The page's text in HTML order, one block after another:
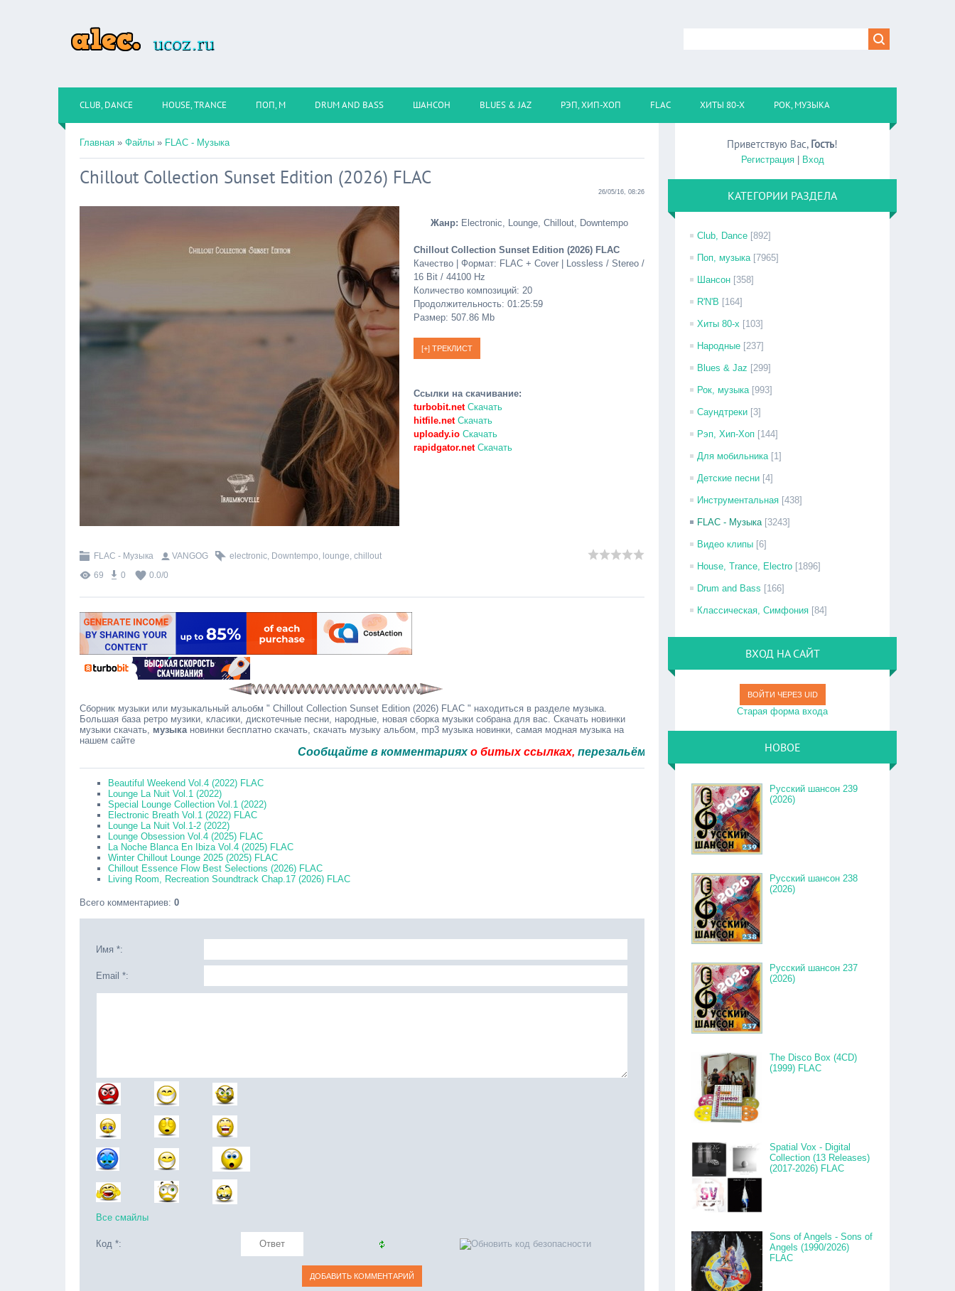
CLUB, DANCE HOUSE, TRANCE ПОП, М DRUM AND BASS ШАНСОН BLUES & JAZ РЭП, ХИП-ХОП FLAC ХИТЫ 80-Х РОК, МУЗЫКА
Главная » Файлы » FLAC - Музыка
Chillout Collection Sunset Edition (2026) FLAC
26/05/16, 08:26
Жанр: Electronic, Lounge, Chillout, Downtempo
Chillout Collection Sunset Edition (2026) FLAC
Качество | Формат: FLAC + Cover | Lossless / Stereo /
16 Bit / 44100 Hz
Количество композиций: 20
Продолжительность: 01:25:59
Размер: 507.86 Mb
Ссылки на скачивание:
turbobit.netСкачать
hitfile.netСкачать
uploady.io Скачать
rapidgator.netСкачать
FLAC - Музыка VANGOG electronic, Downtempo, lounge, chillout
69
0 0.0/0
Сборник музыки или музыкальный альобм " Chillout Collection Sunset Edition (2026) FLAC " находиться в разделе музыка.
Большая база ретро музики, класики, дискотечные песни, народные, новая сборка музыки собрана для вас. Скачать новинки
музыки скачать, музыкановинки бесплатно скачать, скачать музыку альбом, mp3 музыка новинки, самая модная музыка на
нашем сайте
Сообщайте в комментарияхо битых ссылках,перезальём быстро.
Beautiful Weekend Vol.4 (2022) FLAC
Lounge La Nuit Vol.1 (2022)
Special Lounge Collection Vol.1 (2022)
Electronic Breath Vol.1 (2022) FLAC
Lounge La Nuit Vol.1-2 (2022)
Lounge Obsession Vol.4 (2025) FLAC
La Noche Blanca En Ibiza Vol.4 (2025) FLAC
Winter Chillout Lounge 2025 (2025) FLAC
Chillout Essence Flow Best Selections (2026) FLAC
Living Room, Recreation Soundtrack Chap.17 (2026) FLAC
Всего комментариев: 0
Имя *:
Email *:
Все смайлы
Код *:
Приветствую Вас, Гость!
Регистрация| Вход
КАТЕГОРИИ РАЗДЕЛА
Club, Dance [892]
Поп, музыка [7965]
Шансон [358]
R'N'B [164]
Хиты 80-х [103]
Народные [237]
Blues & Jaz [299]
Рок, музыка [993]
Саундтреки [3]
Рэп, Хип-Хоп [144]
Для мобильника [1]
Детские песни [4]
Инструментальная [438]
FLAC - Музыка [3243]
Видео клипы [6]
House, Trance, Electro [1896]
Drum and Bass [166]
Классическая, Симфония [84]
ВХОД НА САЙТ
ВОЙТИ ЧЕРЕЗ UID
Старая форма входа
НОВОЕ
Русский шансон 239
(2026)
Русский шансон 238
(2026)
Русский шансон 237
(2026)
The Disco Box (4CD)
(1999) FLAC
Spatial Vox - Digital
Collection (13 Releases)
(2017-2026) FLAC
Sons of Angels - Sons of
Angels (1990/2026)
FLAC